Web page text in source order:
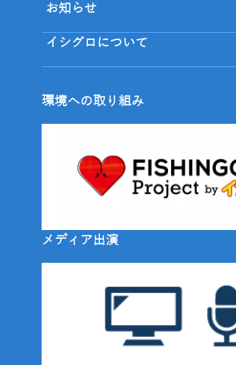
お知らせ
イシグロについて
環境への取り組み
メディア出演